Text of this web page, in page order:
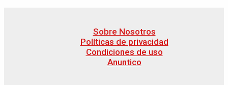
Sobre Nosotros
Políticas de privacidad
Condiciones de uso
Anuntico